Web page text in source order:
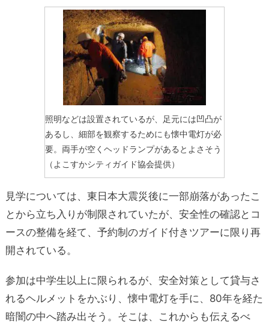
照明などは設置されているが、足元には凹凸が
あるし、細部を観察するためにも懐中電灯が必
要。両手が空くヘッドランプがあるとよさそう
（よこすかシティガイド協会提供）
見学については、東日本大震災後に一部崩落があったこ
とから立ち入りが制限されていたが、安全性の確認とコ
ースの整備を経て、予約制のガイド付きツアーに限り再
開されている。
参加は中学生以上に限られるが、安全対策として貸与さ
れるヘルメットをかぶり、懐中電灯を手に、80年を経た
暗闇の中へ踏み出そう。そこは、これからも伝えるべ